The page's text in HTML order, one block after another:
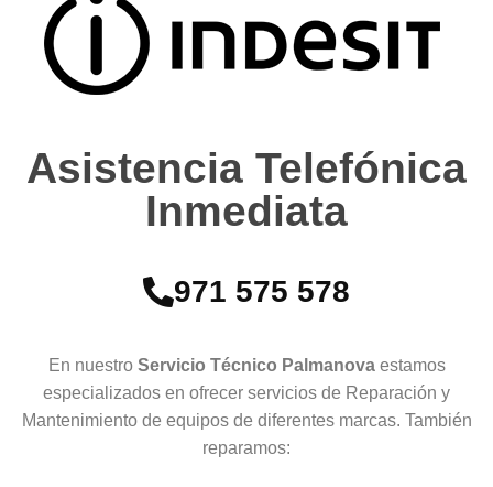
Asistencia Telefónica
Inmediata
971 575 578
En nuestro Servicio Técnico Palmanova estamos
especializados en ofrecer servicios de Reparación y
Mantenimiento de equipos de diferentes marcas. También
reparamos: